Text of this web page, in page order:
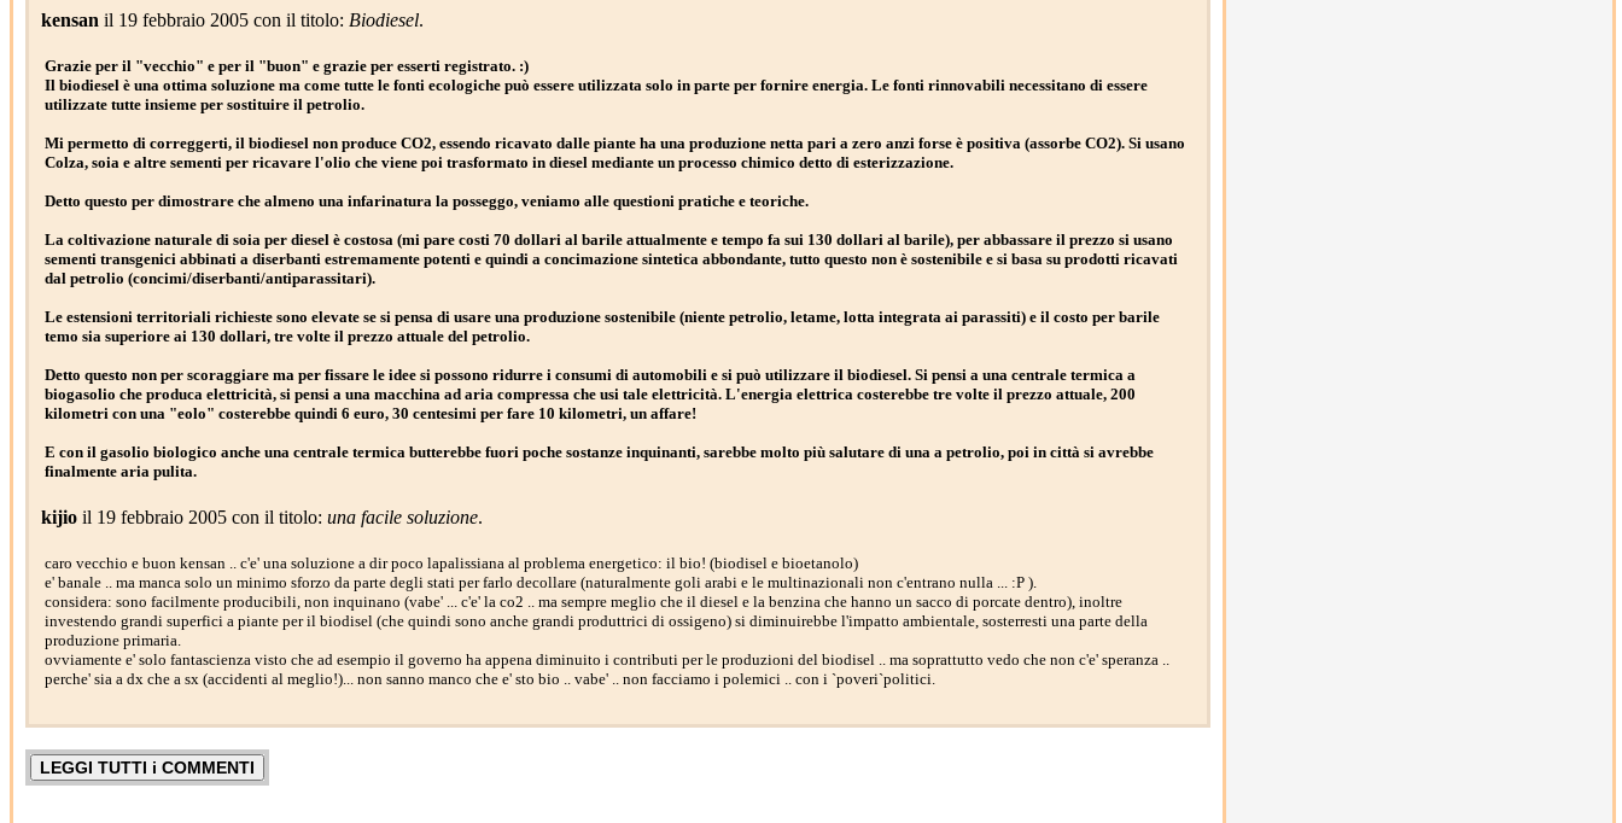
kensan il 19 febbraio 2005 con il titolo: Biodiesel.
Grazie per il "vecchio" e per il "buon" e grazie per esserti registrato. :)
Il biodiesel è una ottima soluzione ma come tutte le fonti ecologiche può essere utilizzata solo in parte per fornire energia. Le fonti rinnovabili necessitano di essere
utilizzate tutte insieme per sostituire il petrolio.
Mi permetto di correggerti, il biodiesel non produce CO2, essendo ricavato dalle piante ha una produzione netta pari a zero anzi forse è positiva (assorbe CO2). Si usano
Colza, soia e altre sementi per ricavare l'olio che viene poi trasformato in diesel mediante un processo chimico detto di esterizzazione.
Detto questo per dimostrare che almeno una infarinatura la posseggo, veniamo alle questioni pratiche e teoriche.
La coltivazione naturale di soia per diesel è costosa (mi pare costi 70 dollari al barile attualmente e tempo fa sui 130 dollari al barile), per abbassare il prezzo si usano
sementi transgenici abbinati a diserbanti estremamente potenti e quindi a concimazione sintetica abbondante, tutto questo non è sostenibile e si basa su prodotti ricavati
dal petrolio (concimi/diserbanti/antiparassitari).
Le estensioni territoriali richieste sono elevate se si pensa di usare una produzione sostenibile (niente petrolio, letame, lotta integrata ai parassiti) e il costo per barile
temo sia superiore ai 130 dollari, tre volte il prezzo attuale del petrolio.
Detto questo non per scoraggiare ma per fissare le idee si possono ridurre i consumi di automobili e si può utilizzare il biodiesel. Si pensi a una centrale termica a
biogasolio che produca elettricità, si pensi a una macchina ad aria compressa che usi tale elettricità. L'energia elettrica costerebbe tre volte il prezzo attuale, 200
kilometri con una "eolo" costerebbe quindi 6 euro, 30 centesimi per fare 10 kilometri, un affare!
E con il gasolio biologico anche una centrale termica butterebbe fuori poche sostanze inquinanti, sarebbe molto più salutare di una a petrolio, poi in città si avrebbe
finalmente aria pulita.
kijio il 19 febbraio 2005 con il titolo: una facile soluzione.
caro vecchio e buon kensan .. c'e' una soluzione a dir poco lapalissiana al problema energetico: il bio! (biodisel e bioetanolo)
e' banale .. ma manca solo un minimo sforzo da parte degli stati per farlo decollare (naturalmente goli arabi e le multinazionali non c'entrano nulla ... :P ).
considera: sono facilmente producibili, non inquinano (vabe' ... c'e' la co2 .. ma sempre meglio che il diesel e la benzina che hanno un sacco di porcate dentro), inoltre
investendo grandi superfici a piante per il biodisel (che quindi sono anche grandi produttrici di ossigeno) si diminuirebbe l'impatto ambientale, sosterresti una parte della
produzione primaria.
ovviamente e' solo fantascienza visto che ad esempio il governo ha appena diminuito i contributi per le produzioni del biodisel .. ma soprattutto vedo che non c'e' speranza ..
perche' sia a dx che a sx (accidenti al meglio!)... non sanno manco che e' sto bio .. vabe' .. non facciamo i polemici .. con i `poveri`politici.